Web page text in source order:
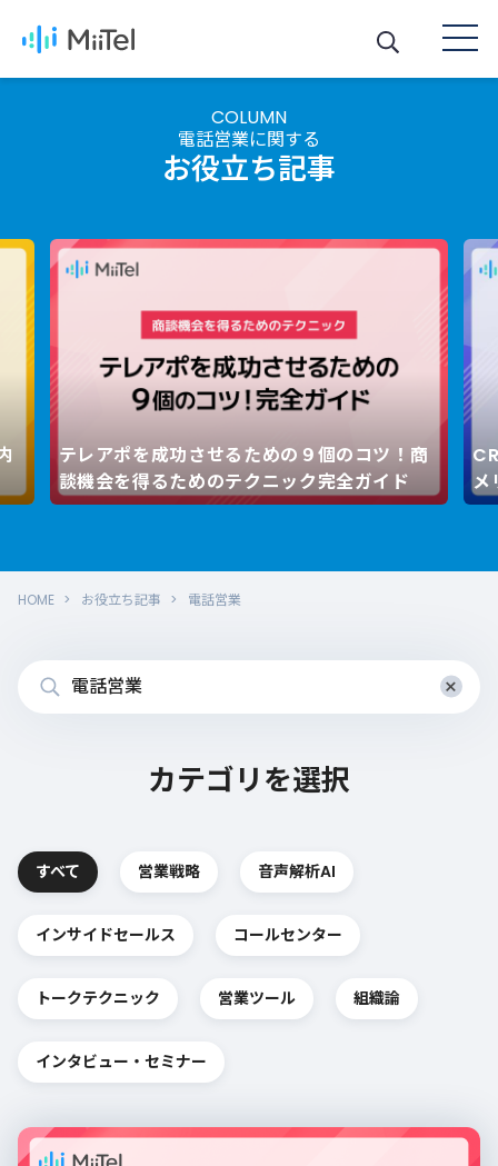
COLUMN
電話営業に関する
お役立ち記事
テレアポを成功させるための９個のコツ！商
談機会を得るためのテクニック完全ガイド
メ
Next
HOME お役立ち記事 電話営業
×
カテゴリを選択
すべて 営業戦略 音声解析AI
インサイドセールス コールセンター
トークテクニック 営業ツール 組織論
インタビュー・セミナー